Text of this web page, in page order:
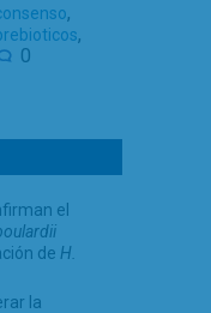
,
,
0
el
de H.
la